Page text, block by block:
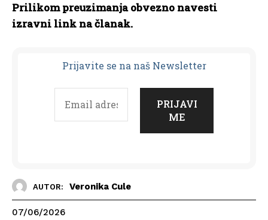
Prilikom preuzimanja obvezno navesti
izravni link na članak.
Prijavite se na naš Newsletter
AUTOR: Veronika Cule
07/06/2026